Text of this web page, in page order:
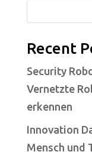
Recent
Security
Vernetzte
erkennen
Innovation
Mensch und